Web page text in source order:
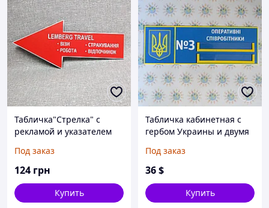
Табличка"Стрелка" с
рекламой и указателем
Под заказ
124 грн
Купить
Табличка кабинетная с
гербом Украины и двумя
Под заказ
36$
Купить